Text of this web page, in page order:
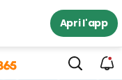
Apri l'app